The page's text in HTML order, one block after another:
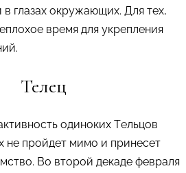
глазах окружающих. Для тех,
время для укрепления
Телец
одиноких Тельцов
не пройдет мимо и принесет
Во второй декаде февраля